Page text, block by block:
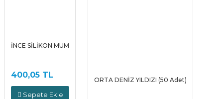
İNCE SİLİKON MUM
400,05 TL
Sepete Ekle
ORTA DENİZ YILDIZI (50 Adet)